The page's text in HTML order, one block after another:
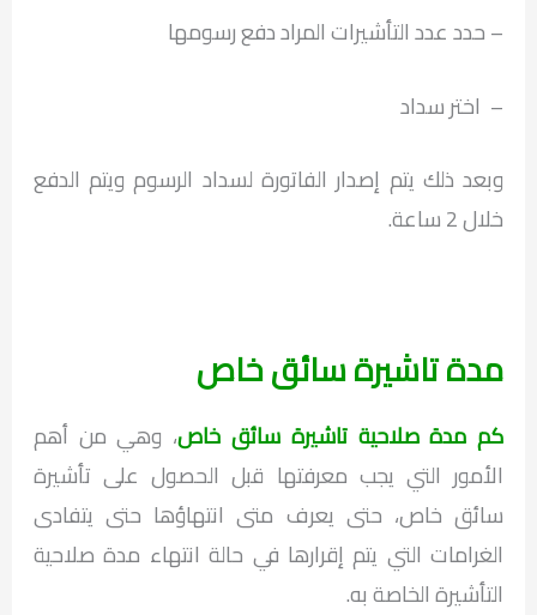
– حدد عدد التأشيرات المراد دفع رسومها
– اختر سداد
وبعد ذلك يتم إصدار الفاتورة لسداد الرسوم ويتم الدفع
خلال 2 ساعة.
مدة تاشيرة سائق خاص
كم مدة صلاحية تاشيرة سائق خاص، وهي من أهم
الأمور التي يجب معرفتها قبل الحصول على تأشيرة
سائق خاص، حتى يعرف متى انتهاؤها حتى يتفادى
الغرامات التي يتم إقرارها في حالة انتهاء مدة صلاحية
التأشيرة الخاصة به.